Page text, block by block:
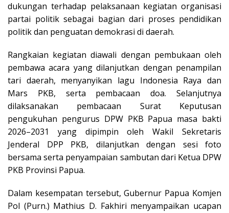
dukungan terhadap pelaksanaan kegiatan organisasi
partai politik sebagai bagian dari proses pendidikan
politik dan penguatan demokrasi di daerah.
Rangkaian kegiatan diawali dengan pembukaan oleh
pembawa acara yang dilanjutkan dengan penampilan
tari daerah, menyanyikan lagu Indonesia Raya dan
Mars PKB, serta pembacaan doa. Selanjutnya
dilaksanakan pembacaan Surat Keputusan
pengukuhan pengurus DPW PKB Papua masa bakti
2026–2031 yang dipimpin oleh Wakil Sekretaris
Jenderal DPP PKB, dilanjutkan dengan sesi foto
bersama serta penyampaian sambutan dari Ketua DPW
PKB Provinsi Papua.
Dalam kesempatan tersebut, Gubernur Papua Komjen
Pol (Purn.) Mathius D. Fakhiri menyampaikan ucapan